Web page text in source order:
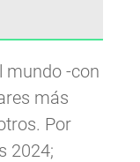
mundo -con
más
Por
2024;